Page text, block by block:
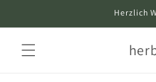
Inhalt
Herzlich